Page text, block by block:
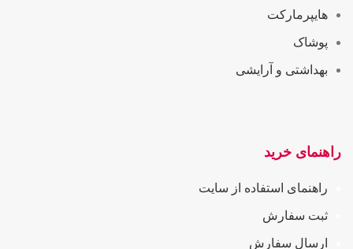
هایپرمارکت
پوشاک
بهداشتی و آرایشی
راهنمای خرید
راهنمای استفاده از سایت
ثبت سفارش
ارسال سفارش